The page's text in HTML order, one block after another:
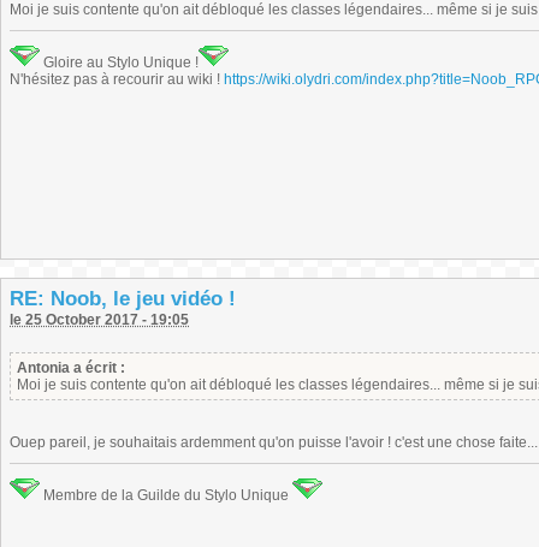
Moi je suis contente qu'on ait débloqué les classes légendaires... même si je
Gloire au Stylo Unique !
N'hésitez pas à recourir au wiki ! https://wiki.olydri.com/
RE: Noob, le jeu vidéo !
le 25 October 2017 - 19:05
Antonia a écrit :
Moi je suis contente qu'on ait débloqué les classes légendaires... même si je
Ouep pareil, je souhaitais ardemment qu'on puisse l'avoir ! c'est une chose
Membre de la Guilde du Stylo Unique